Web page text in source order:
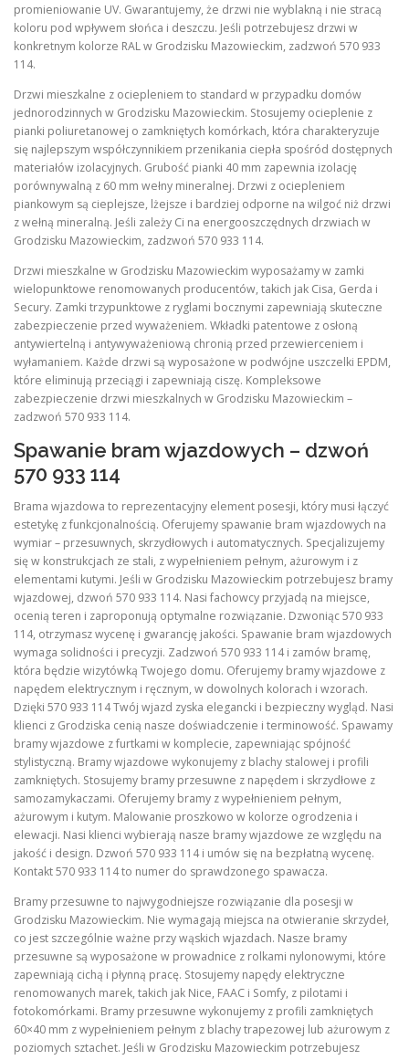
promieniowanie UV. Gwarantujemy, że drzwi nie wyblakną i nie stracą
koloru pod wpływem słońca i deszczu. Jeśli potrzebujesz drzwi w
konkretnym kolorze RAL w Grodzisku Mazowieckim, zadzwoń 570 933
114.
Drzwi mieszkalne z ociepleniem to standard w przypadku domów
jednorodzinnych w Grodzisku Mazowieckim. Stosujemy ocieplenie z
pianki poliuretanowej o zamkniętych komórkach, która charakteryzuje
się najlepszym współczynnikiem przenikania ciepła spośród dostępnych
materiałów izolacyjnych. Grubość pianki 40 mm zapewnia izolację
porównywalną z 60 mm wełny mineralnej. Drzwi z ociepleniem
piankowym są cieplejsze, lżejsze i bardziej odporne na wilgoć niż drzwi
z wełną mineralną. Jeśli zależy Ci na energooszczędnych drzwiach w
Grodzisku Mazowieckim, zadzwoń 570 933 114.
Drzwi mieszkalne w Grodzisku Mazowieckim wyposażamy w zamki
wielopunktowe renomowanych producentów, takich jak Cisa, Gerda i
Secury. Zamki trzypunktowe z ryglami bocznymi zapewniają skuteczne
zabezpieczenie przed wyważeniem. Wkładki patentowe z osłoną
antywiertelną i antywyważeniową chronią przed przewierceniem i
wyłamaniem. Każde drzwi są wyposażone w podwójne uszczelki EPDM,
które eliminują przeciągi i zapewniają ciszę. Kompleksowe
zabezpieczenie drzwi mieszkalnych w Grodzisku Mazowieckim –
zadzwoń 570 933 114.
Spawanie bram wjazdowych – dzwoń
570 933 114
Brama wjazdowa to reprezentacyjny element posesji, który musi łączyć
estetykę z funkcjonalnością. Oferujemy spawanie bram wjazdowych na
wymiar – przesuwnych, skrzydłowych i automatycznych. Specjalizujemy
się w konstrukcjach ze stali, z wypełnieniem pełnym, ażurowym i z
elementami kutymi. Jeśli w Grodzisku Mazowieckim potrzebujesz bramy
wjazdowej, dzwoń 570 933 114. Nasi fachowcy przyjadą na miejsce,
ocenią teren i zaproponują optymalne rozwiązanie. Dzwoniąc 570 933
114, otrzymasz wycenę i gwarancję jakości. Spawanie bram wjazdowych
wymaga solidności i precyzji. Zadzwoń 570 933 114 i zamów bramę,
która będzie wizytówką Twojego domu. Oferujemy bramy wjazdowe z
napędem elektrycznym i ręcznym, w dowolnych kolorach i wzorach.
Dzięki 570 933 114 Twój wjazd zyska elegancki i bezpieczny wygląd. Nasi
klienci z Grodziska cenią nasze doświadczenie i terminowość. Spawamy
bramy wjazdowe z furtkami w komplecie, zapewniając spójność
stylistyczną. Bramy wjazdowe wykonujemy z blachy stalowej i profili
zamkniętych. Stosujemy bramy przesuwne z napędem i skrzydłowe z
samozamykaczami. Oferujemy bramy z wypełnieniem pełnym,
ażurowym i kutym. Malowanie proszkowo w kolorze ogrodzenia i
elewacji. Nasi klienci wybierają nasze bramy wjazdowe ze względu na
jakość i design. Dzwoń 570 933 114 i umów się na bezpłatną wycenę.
Kontakt 570 933 114 to numer do sprawdzonego spawacza.
Bramy przesuwne to najwygodniejsze rozwiązanie dla posesji w
Grodzisku Mazowieckim. Nie wymagają miejsca na otwieranie skrzydeł,
co jest szczególnie ważne przy wąskich wjazdach. Nasze bramy
przesuwne są wyposażone w prowadnice z rolkami nylonowymi, które
zapewniają cichą i płynną pracę. Stosujemy napędy elektryczne
renomowanych marek, takich jak Nice, FAAC i Somfy, z pilotami i
fotokomórkami. Bramy przesuwne wykonujemy z profili zamkniętych
60×40 mm z wypełnieniem pełnym z blachy trapezowej lub ażurowym z
poziomych sztachet. Jeśli w Grodzisku Mazowieckim potrzebujesz